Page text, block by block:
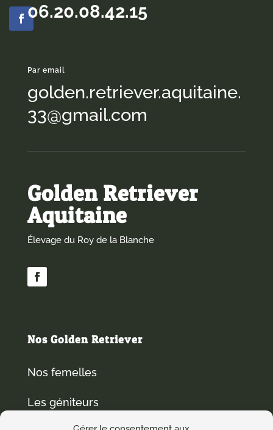
06.20.08.42.15
Par email
golden.retriever.aquitaine.
33@gmail.com
Golden Retriever
Aquitaine
Élevage du Roy de la Blanche
Nos Golden Retriever
Nos femelles
Les géniteurs